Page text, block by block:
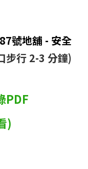
號地舖 - 安全
步行 2-3 分鐘)
PDF
)